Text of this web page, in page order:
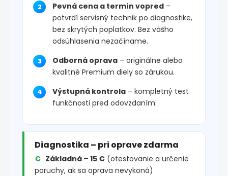
Pevná cena a termín vopred –
potvrdí servisný technik po diagnostike,
bez skrytých poplatkov. Bez vášho
odsúhlasenia nezačíname.
Odborná oprava – originálne alebo
kvalitné Premium diely so zárukou.
Výstupná kontrola – kompletný test
funkčnosti pred odovzdaním.
Diagnostika – pri oprave zdarma
Základná – 15 € (otestovanie a určenie
poruchy, ak sa oprava nevykoná)